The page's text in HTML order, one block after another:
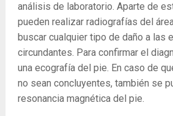
análisis de laboratorio. Aparte de
pueden realizar radiografías del
buscar cualquier tipo de daño a las
circundantes. Para confirmar el
una ecografía del pie. En caso de
no sean concluyentes, también se
resonancia magnética del pie.